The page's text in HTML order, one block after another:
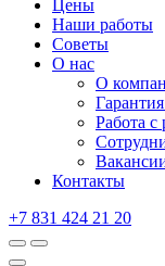
Цены
Наши работы
Советы
О нас
О
Работа с
Контакты
+7 831 424 21 20